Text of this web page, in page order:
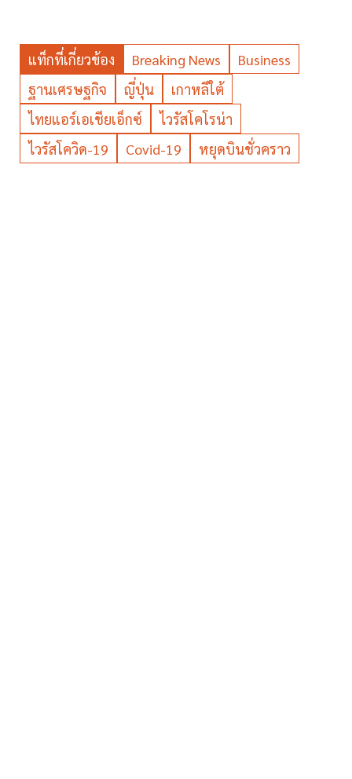
แท็กที่เกี่ยวข้อง Breaking News
Business
ฐานเศรษฐกิจ
ญี่ปุ่น
เกาหลีใต้
ไทยแอร์เอเชียเอ็กซ์
ไวรัสโคโรน่า
ไวรัสโควิด-19
Covid-19 หยุดบินชั่วคราว